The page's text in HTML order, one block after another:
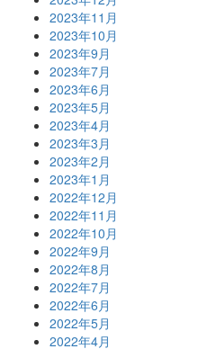
2023年11月
2023年10月
2023年9月
2023年7月
2023年6月
2023年5月
2023年4月
2023年3月
2023年2月
2023年1月
2022年12月
2022年11月
2022年10月
2022年9月
2022年8月
2022年7月
2022年6月
2022年5月
2022年4月